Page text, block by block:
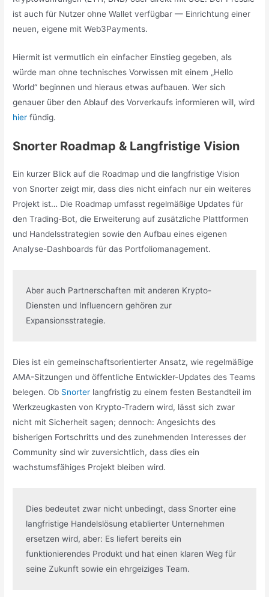
ist auch für Nutzer ohne Wallet verfügbar — Einrichtung einer
neuen, eigene mit Web3Payments.
Hiermit ist vermutlich ein einfacher Einstieg gegeben, als
würde man ohne technisches Vorwissen mit einem „Hello
World“ beginnen und hieraus etwas aufbauen. Wer sich
genauer über den Ablauf des Vorverkaufs informieren will, wird
hier fündig.
Snorter Roadmap & Langfristige Vision
Ein kurzer Blick auf die Roadmap und die langfristige Vision
von Snorter zeigt mir, dass dies nicht einfach nur ein weiteres
Projekt ist… Die Roadmap umfasst regelmäßige Updates für
den Trading-Bot, die Erweiterung auf zusätzliche Plattformen
und Handelsstrategien sowie den Aufbau eines eigenen
Analyse-Dashboards für das Portfoliomanagement.
Aber auch Partnerschaften mit anderen Krypto-
Diensten und Influencern gehören zur
Expansionsstrategie.
Dies ist ein gemeinschaftsorientierter Ansatz, wie regelmäßige
AMA-Sitzungen und öffentliche Entwickler-Updates des Teams
belegen. Ob Snorter langfristig zu einem festen Bestandteil im
Werkzeugkasten von Krypto-Tradern wird, lässt sich zwar
nicht mit Sicherheit sagen; dennoch: Angesichts des
bisherigen Fortschritts und des zunehmenden Interesses der
Community sind wir zuversichtlich, dass dies ein
wachstumsfähiges Projekt bleiben wird.
Dies bedeutet zwar nicht unbedingt, dass Snorter eine
langfristige Handelslösung etablierter Unternehmen
ersetzen wird, aber: Es liefert bereits ein
funktionierendes Produkt und hat einen klaren Weg für
seine Zukunft sowie ein ehrgeiziges Team.